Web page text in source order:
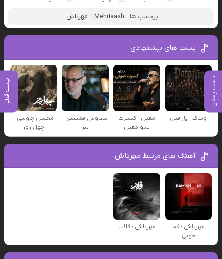
پست بعدی پست قبلی
برچسب ها : Mehrtaash ، مهرتاش
پست های پیشنهادی
ویناک - پارافین
معین - کنسرت
لایو معین
سیاوش قمیشی -
تبر
محسن چاوشی -
چهل روز
آهنگ های مرتبط مهرتاش
مهرتاش - کم
خونی
مهرتاش - قلاب